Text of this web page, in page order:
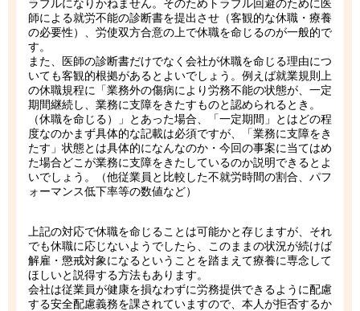
ラブルになりかねません。そのためトラブル回避のために医
師による就労不能の診断書を提出させ（客観的な休職・療養
の必要性）、労使双方合意の上で休職を命じるのが一般的で
す。
また、医師の診断書だけでなく会社が休職を命じる理由につ
いても客観的根拠があるとよいでしょう。例えば就業規則上
の休職規程に「業務外の傷病により労務不能の状態が、一定
期間継続し、業務に支障をきたすものと認められるとき。
（休職を命じる）」とあった場合、「一定期間」とはどの程
度なのかまず具体的な記載は必須ですが、「業務に支障をき
たす」状態とは具体的になんなのか・今回の事案に当てはめ
た場合どこが業務に支障をきたしているのか説明できるとよ
いでしょう。（他従業員と比較した不就労時間の割合、パフ
ォーマンス低下率等の数値など）
上記の対応で休職を命じることは可能かと存じますが、それ
でも休職に応じないようでしたら、このままの状況が続けば
解雇・懲戒対象になるということを踏まえて療養に専念して
ほしいと説得する方法もあります。
会社は従業員が健康を損なわずに労務提供できるように配慮
する安全配慮義務を課されていますので、本人が拒否するか